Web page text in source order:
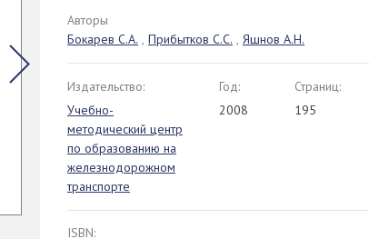
Авторы
Бокарев С.А. , Прибытков С.С. , Яшнов А.Н.
Издательство:
Учебно-
методический центр
по образованию на
железнодорожном
транспорте
Год:
2008
Страниц:
195
ISBN: